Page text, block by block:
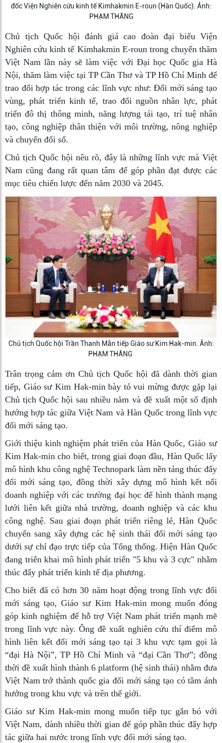
đốc Viện Nghiên cứu kinh tế Kimhakmin E-roun (Hàn Quốc). Ảnh:
PHẠM THẮNG
Chủ tịch Quốc hội đánh giá cao đoàn đại biểu Viện
Nghiên cứu kinh tế Kimhakmin E-roun trong chuyến thăm
Việt Nam lần này sẽ làm việc với Đại học Quốc gia Hà
Nội, thăm làm việc tại TP Cần Thơ và TP Hồ Chí Minh để
trao đổi hợp tác trong các lĩnh vực như: Đổi mới sáng tạo
vùng, phát triển kinh tế, trao đổi nguồn nhân lực, phát
triển đô thị thông minh, năng lượng tái tạo, trí tuệ nhân
tạo, công nghiệp thân thiện với môi trường, nông nghiệp
và chuyển đổi số.
Chủ tịch Quốc hội nêu rõ, đây là những lĩnh vực mà Việt
Nam cũng đang rất quan tâm để góp phần đạt được các
mục tiêu chiến lược đến năm 2030 và 2045.
Chủ tịch Quốc hội Trần Thanh Mẫn tiếp Giáo sư Kim Hak-min. Ảnh:
PHẠM THẮNG
Trân trọng cảm ơn Chủ tịch Quốc hội đã dành thời gian
tiếp, Giáo sư Kim Hak-min bày tỏ vui mừng được gặp lại
Chủ tịch Quốc hội sau nhiều năm và đề xuất một số định
hướng hợp tác giữa Việt Nam và Hàn Quốc trong lĩnh vực
đổi mới sáng tạo.
Giới thiệu kinh nghiệm phát triển của Hàn Quốc, Giáo sư
Kim Hak-min cho biết, trong giai đoạn đầu, Hàn Quốc lấy
mô hình khu công nghệ Technopark làm nền tảng thúc đẩy
đổi mới sáng tạo, đồng thời xây dựng mô hình kết nối
doanh nghiệp với các trường đại học để hình thành mạng
lưới liên kết giữa nhà trường, doanh nghiệp và các khu
công nghệ. Sau giai đoạn phát triển riêng lẻ, Hàn Quốc
chuyển sang xây dựng các hệ sinh thái đổi mới sáng tạo
dưới sự chỉ đạo trực tiếp của Tổng thống. Hiện Hàn Quốc
đang triển khai mô hình phát triển "5 khu và 3 cực" nhằm
thúc đẩy phát triển kinh tế địa phương.
Cho biết đã có hơn 30 năm hoạt động trong lĩnh vực đổi
mới sáng tạo, Giáo sư Kim Hak-min mong muốn đóng
góp kinh nghiệm để hỗ trợ Việt Nam phát triển mạnh mẽ
trong lĩnh vực này. Ông đề xuất nghiên cứu thí điểm mô
hình liên kết đổi mới sáng tạo tại 3 khu vực tạm gọi là
“đại Hà Nội”, TP Hồ Chí Minh và “đại Cần Thơ”; đồng
thời đề xuất hình thành 6 platform (hệ sinh thái) nhằm đưa
Việt Nam trở thành quốc gia đổi mới sáng tạo có tầm ảnh
hưởng trong khu vực và trên thế giới.
Giáo sư Kim Hak-min mong muốn tiếp tục gắn bó với
Việt Nam, dành nhiều thời gian để góp phần thúc đẩy hợp
tác giữa hai nước trong lĩnh vực đổi mới sáng tạo.